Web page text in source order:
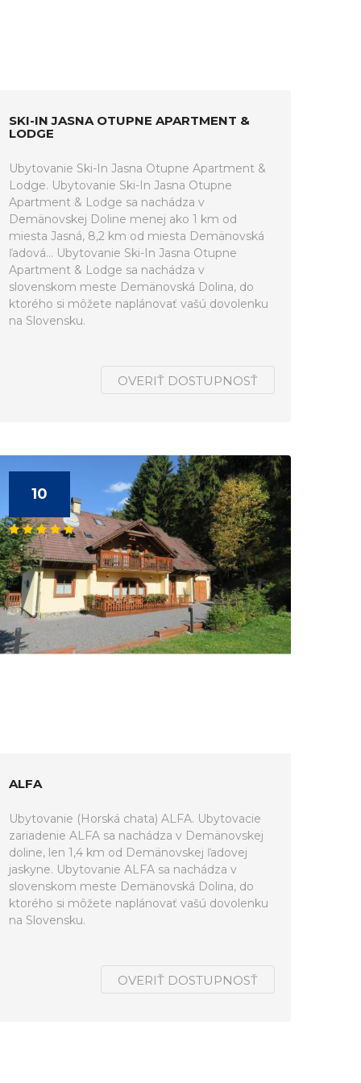
SKI-IN JASNA OTUPNE APARTMENT &
LODGE
Ubytovanie Ski-In Jasna Otupne Apartment &
Lodge. Ubytovanie Ski-In Jasna Otupne
Apartment & Lodge sa nachádza v
Demänovskej Doline menej ako 1 km od
miesta Jasná, 8,2 km od miesta Demänovská
ľadová... Ubytovanie Ski-In Jasna Otupne
Apartment & Lodge sa nachádza v
slovenskom meste Demänovská Dolina, do
ktorého si môžete naplánovať vašú dovolenku
na Slovensku.
OVERIŤ DOSTUPNOSŤ
10
ALFA
Ubytovanie (Horská chata) ALFA. Ubytovacie
zariadenie ALFA sa nachádza v Demänovskej
doline, len 1,4 km od Demänovskej ľadovej
jaskyne. Ubytovanie ALFA sa nachádza v
slovenskom meste Demänovská Dolina, do
ktorého si môžete naplánovať vašú dovolenku
na Slovensku.
OVERIŤ DOSTUPNOSŤ